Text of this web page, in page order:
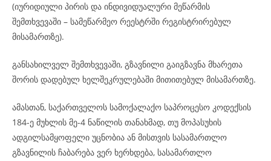
(იურიდიული პირის და ინდივიდუალური მეწარმის
შემთხვევაში – სამეწარმეო რეესტრში რეგისტრირებულ
მისამართზე).
განსახილველ შემთხვევაში, გზავნილი გაიგზავნა მხარეთა
შორის დადებულ ხელშეკრულებაში მითითებულ მისამართზე.
ამასთან, საქართველოს სამოქალაქო საპროცესო კოდექსის
184-ე მუხლის მე-4 ნაწილის თანახმად, თუ მოპასუხის
ადგილსამყოფელი უცნობია ან მისთვის სასამართლო
გზავნილის ჩაბარება ვერ ხერხდება, სასამართლო